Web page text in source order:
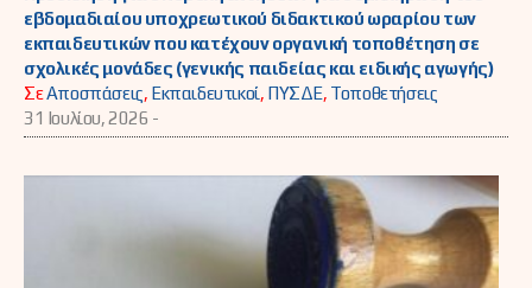
εβδομαδιαίου υποχρεωτικού διδακτικού ωραρίου των
εκπαιδευτικών που κατέχουν οργανική τοποθέτηση σε
σχολικές μονάδες (γενικής παιδείας και ειδικής αγωγής)
ΣεΑποσπάσεις, Εκπαιδευτικοί, ΠΥΣΔΕ, Τοποθετήσεις
31 Ιουλίου, 2026 -